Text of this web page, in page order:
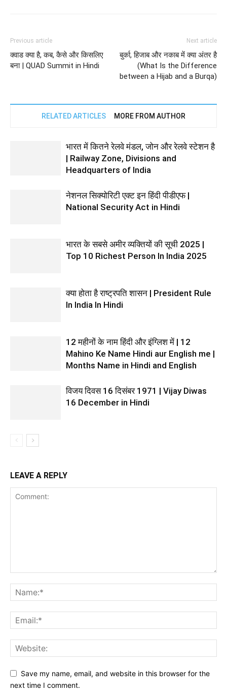
Previous article
क्वाड क्या है, कब, कैसे और किसलिए
बना | QUAD Summit in Hindi
Next article
बुर्का, हिजाब और नकाब में क्या अंतर है
(What Is the Difference
between a Hijab and a Burqa)
RELATED ARTICLES MORE FROM AUTHOR
भारत में कितने रेलवे मंडल, जोन और रेलवे स्टेशन है
| Railway Zone, Divisions and
Headquarters of India
नेशनल सिक्योरिटी एक्ट इन हिंदी पीडीएफ |
National Security Act in Hindi
भारत के सबसे अमीर व्यक्तियों की सूची 2025 |
Top 10 Richest Person In India 2025
क्या होता है राष्ट्रपति शासन | President Rule
In India In Hindi
12 महीनों के नाम हिंदी और इंग्लिश में | 12
Mahino Ke Name Hindi aur English me |
Months Name in Hindi and English
विजय दिवस 16 दिसंबर 1971 | Vijay Diwas
16 December in Hindi
LEAVE A REPLY
Save my name, email, and website in this browser for the
next time I comment.